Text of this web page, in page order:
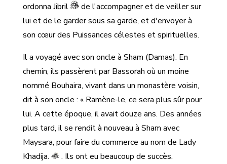
ordonna Jibril
de l'accompagner et de veiller sur
lui et de le garder sous sa garde, et d'envoyer à
son cœur des Puissances célestes et spirituelles.
Il a voyagé avec son oncle à Sham (Damas). En
chemin, ils passèrent par Bassorah où un moine
nommé Bouhaira, vivant dans un monastère voisin,
dit à son oncle : « Ramène-le, ce sera plus sûr pour
lui. A cette époque, il avait douze ans. Des années
plus tard, il se rendit à nouveau à Sham avec
Maysara, pour faire du commerce au nom de Lady
Khadija.
. Ils ont eu beaucoup de succès.